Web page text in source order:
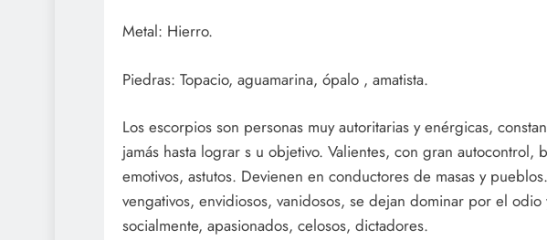
Metal: Hierro.
Piedras: Topacio, aguamarina, ópalo , amatista.
Los escorpios son personas muy autoritarias y enérgicas,
jamás hasta lograr s u objetivo. Valientes, con gran autocontrol,
emotivos, astutos. Devienen en conductores de masas y
vengativos, envidiosos, vanidosos, se dejan dominar por el
socialmente, apasionados, celosos, dictadores.